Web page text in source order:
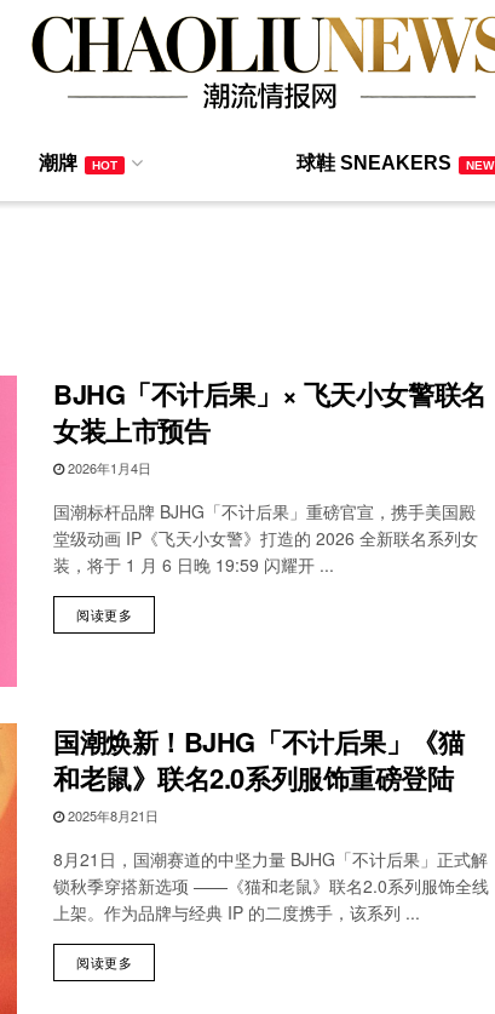
潮牌 HOT 球鞋 SNEAKERS NEW
BJHG「不计后果」× 飞天小女警联名
女装上市预告
2026年1月4日
国潮标杆品牌 BJHG「不计后果」重磅官宣，携手美国殿
堂级动画 IP《飞天小女警》打造的 2026 全新联名系列女
装，将于 1 月 6 日晚 19:59 闪耀开 ...
阅读更多
国潮焕新！BJHG「不计后果」《猫
和老鼠》联名2.0系列服饰重磅登陆
2025年8月21日
8月21日，国潮赛道的中坚力量 BJHG「不计后果」正式解
锁秋季穿搭新选项 ——《猫和老鼠》联名2.0系列服饰全线
上架。作为品牌与经典 IP 的二度携手，该系列 ...
阅读更多